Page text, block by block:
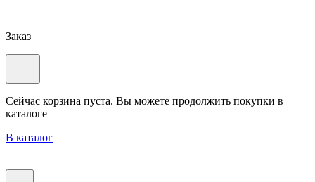
Заказ
Сейчас корзина пуста. Вы можете продолжить покупки в
каталоге
В каталог